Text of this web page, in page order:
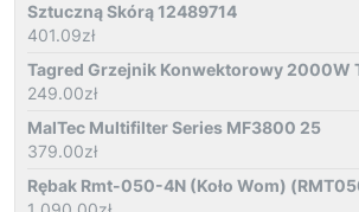
Sztuczną Skórą 12489714
401.09zł
Tagred Grzejnik Konwektorowy 2000W
249.00zł
MalTec Multifilter Series MF3800 25
379.00zł
Rębak Rmt-050-4N (Koło Wom)